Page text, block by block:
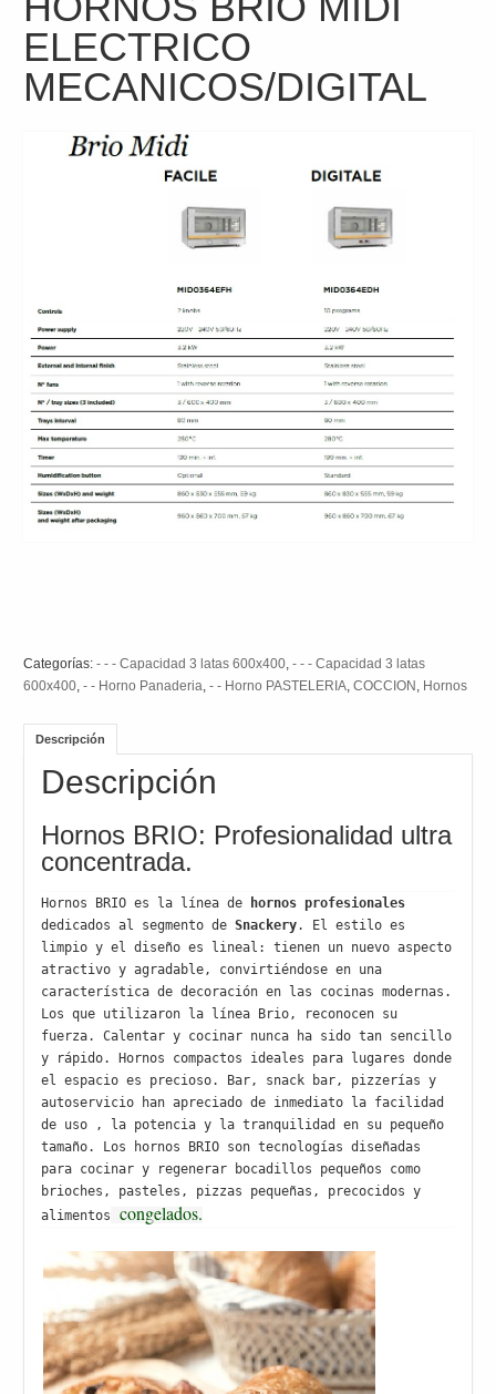
ELECTRICO
MECANICOS/DIGITAL
Categorías:- - - Capacidad 3 latas 600x400,- - - Capacidad 3 latas
600x400,- - Horno Panaderia,- - Horno PASTELERIA,COCCION, Hornos
Descripción
Descripción
Hornos BRIO: Profesionalidad ultra
concentrada.
Hornos BRIO es la línea de
hornos profesionales
dedicados al segmento de Snackery. El estilo es
limpio y el diseño es lineal: tienen un nuevo aspecto
atractivo y agradable, convirtiéndose en una
característica de decoración en las cocinas modernas.
Los que utilizaron la línea Brio, reconocen su
fuerza. Calentar y cocinar nunca ha sido tan sencillo
y rápido. Hornos compactos ideales para lugares donde
el espacio es precioso. Bar, snack bar, pizzerías y
autoservicio han apreciado de inmediato la facilidad
de uso , la potencia y la tranquilidad en su pequeño
tamaño. Los hornos BRIO son tecnologías diseñadas
para cocinar y regenerar bocadillos pequeños como
brioches, pasteles, pizzas pequeñas, precocidos y
alimentos